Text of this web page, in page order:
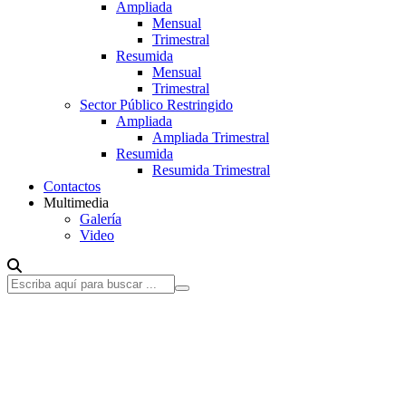
Ampliada
Mensual
Trimestral
Resumida
Mensual
Trimestral
Sector Público Restringido
Ampliada
Ampliada Trimestral
Resumida
Resumida Trimestral
Contactos
Multimedia
Galería
Video